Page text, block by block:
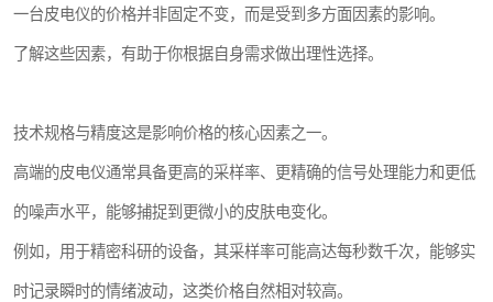
一台皮电仪的价格并非固定不变，而是受到多方面因素的影响。
了解这些因素，有助于你根据自身需求做出理性选择。
技术规格与精度这是影响价格的核心因素之一。
高端的皮电仪通常具备更高的采样率、更精确的信号处理能力和更低
的噪声水平，能够捕捉到更微小的皮肤电变化。
例如，用于精密科研的设备，其采样率可能高达每秒数千次，能够实
时记录瞬时的情绪波动，这类价格自然相对较高。